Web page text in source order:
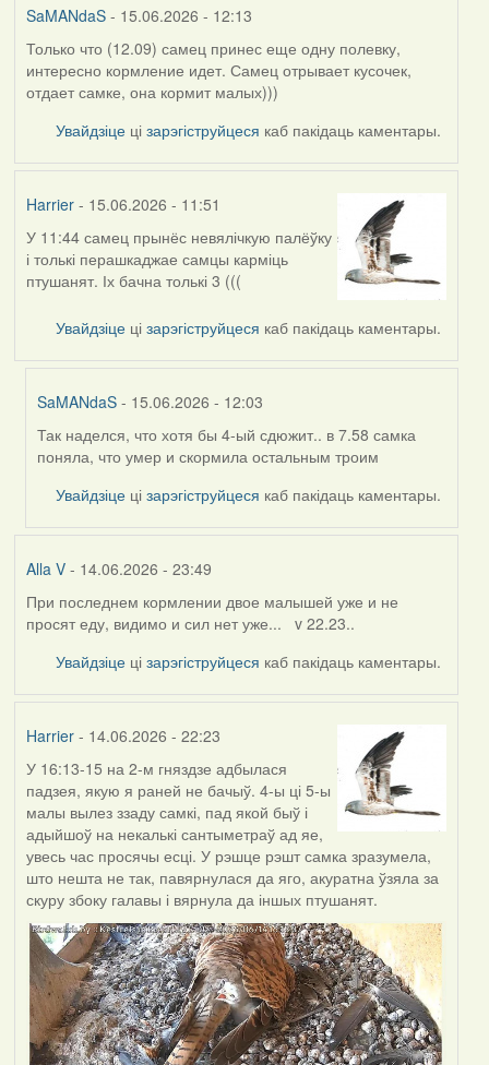
SaMANdaS- 15.06.2026 - 12:13
Только что (12.09) самец принес еще одну полевку,
интересно кормление идет. Самец отрывает кусочек,
отдает самке, она кормит малых)))
Увайдзіце цізарэгіструйцеся каб пакідаць каментары.
Harrier- 15.06.2026 - 11:51
У 11:44 самец прынёс невялічкую палёўку
і толькі перашкаджае самцы карміць
птушанят. Іх бачна толькі 3 (((
Увайдзіце цізарэгіструйцеся каб пакідаць каментары.
SaMANdaS - 15.06.2026 - 12:03
In
reply
Harrier
Так наделся, что хотя бы 4-ый сдюжит.. в 7.58 самка
поняла, что умер и скормила остальным троим
Увайдзіце цізарэгіструйцеся каб пакідаць каментары.
Alla V- 14.06.2026 - 23:49
При последнем кормлении двое малышей уже и не
просят еду, видимо и сил нет уже... v 22.23..
Увайдзіце цізарэгіструйцеся каб пакідаць каментары.
Harrier- 14.06.2026 - 22:23
У 16:13-15 на 2-м гняздзе адбылася
падзея, якую я раней не бачыў. 4-ы ці 5-ы
малы вылез ззаду самкі, пад якой быў і
адыйшоў на некалькі сантыметраў ад яе,
увесь час просячы есці. У рэшце рэшт самка зразумела,
што нешта не так, павярнулася да яго, акуратна ўзяла за
скуру збоку галавы і вярнула да іншых птушанят.